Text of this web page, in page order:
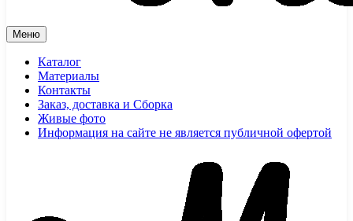
Меню
Каталог
Материалы
Контакты
Заказ, доставка и Сборка
Живые фото
Информация на сайте не является публичной офертой